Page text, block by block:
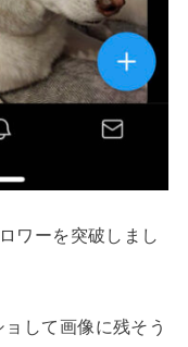
ワーを突破しまし
して画像に残そう